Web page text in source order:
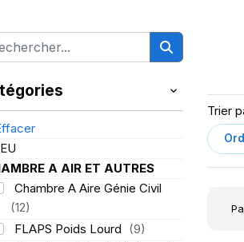
A AIR ET AUTRES
Chambre A Aire Génie Civil
(12)
FLAPS Poids Lourd (9)
Trier